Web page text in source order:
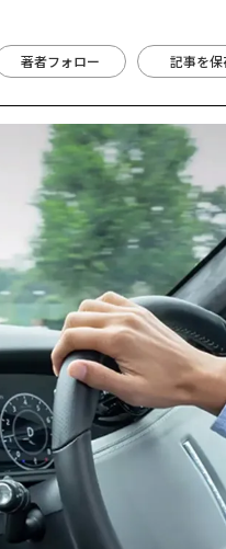
著者フォロー 記事を保